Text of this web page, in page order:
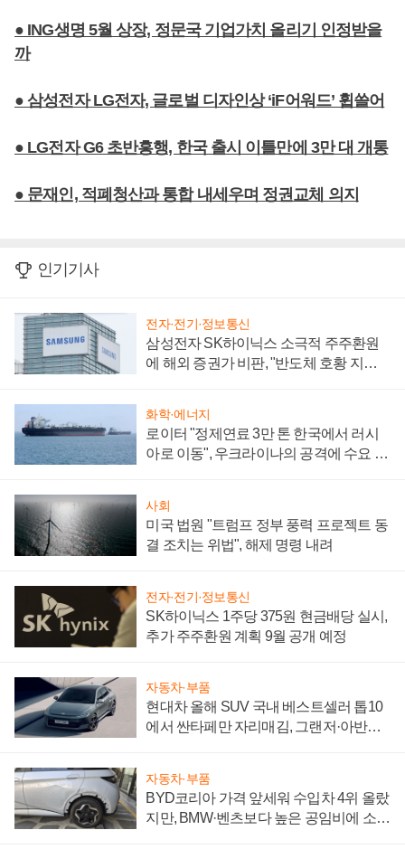
● ING생명 5월 상장, 정문국 기업가치 올리기 인정받을
까
● 삼성전자 LG전자, 글로벌 디자인상 ‘iF어워드’ 휩쓸어
● LG전자 G6 초반흥행, 한국 출시 이틀만에 3만 대 개통
● 문재인, 적폐청산과 통합 내세우며 정권교체 의지
인기기사
전자·전기·정보통신
삼성전자 SK하이닉스 소극적 주주환원
에 해외 증권가 비판, "반도체 호황 지속
화학·에너지
로이터 "정제연료 3만 톤 한국에서 러시
아로 이동", 우크라이나의 공격에 수요 늘
사회
미국 법원 "트럼프 정부 풍력 프로젝트 동
결 조치는 위법", 해제 명령 내려
전자·전기·정보통신
SK하이닉스 1주당 375원 현금배당 실시,
추가 주주환원 계획 9월 공개 예정
자동차·부품
현대차 올해 SUV 국내 베스트셀러 톱10
에서 싼타페만 자리매김, 그랜저·아반떼
자동차·부품
BYD코리아 가격 앞세워 수입차 4위 올랐
지만, BMW·벤츠보다 높은 공임비에 소비